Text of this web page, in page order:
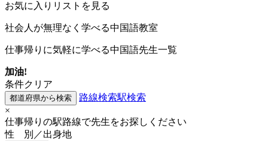
お気に入りリストを見る
社会人が無理なく学べる中国語教室
仕事帰りに気軽に学べる中国語先生一覧
加油!
条件クリア
路線検索駅検索
×
仕事帰りの駅路線で先生をお探しください
性 別／出身地